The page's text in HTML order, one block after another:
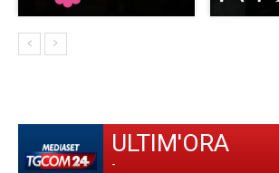
ULTIM'ORA
-